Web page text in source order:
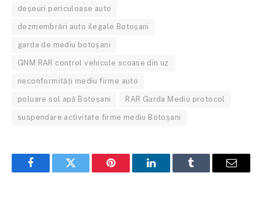
deșeuri periculoase auto
dezmembrări auto ilegale Botoșani
garda de mediu botoșani
GNM RAR control vehicule scoase din uz
neconformități mediu firme auto
poluare sol apă Botoșani RAR Garda Mediu protocol
suspendare activitate firme mediu Botoșani
FacebookTwitter Pinterest LinkedInTumblr Email